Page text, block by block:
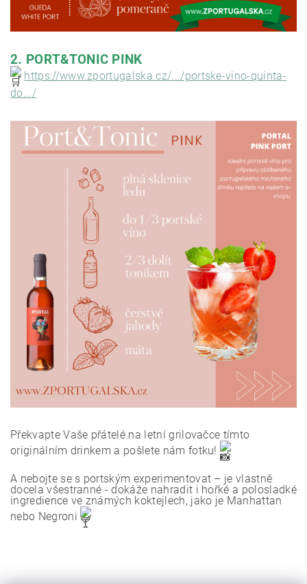
2. PORT&TONIC PINK
https://www.zportugalska.cz/.../portske-vino-quinta-
do.../
Překvapte Vaše přátelé na letní grilovačce tímto
originálním drinkem a pošlete nám fotku!
A nebojte se s portským experimentovat – je vlastně
docela všestranné - dokáže nahradit i hořké a polosladké
ingredience ve známých koktejlech, jako je Manhattan
nebo Negroni